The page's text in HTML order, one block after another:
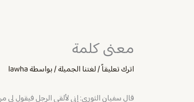
معنى كلمة
اترك تعليقاً/لغتنا الجميلة/ بواسطةlawha
‏قال سفيان الثوري: إني لألقى الرجل فيقول لي